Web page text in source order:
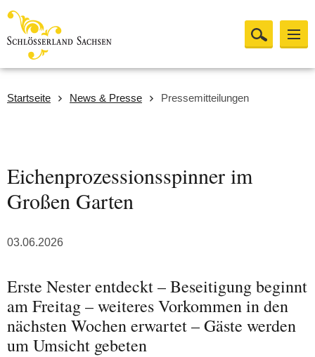
Startseite News & Presse Pressemitteilungen
Eichenprozessionsspinner im
Großen Garten
03.06.2026
Erste Nester entdeckt – Beseitigung beginnt
am Freitag – weiteres Vorkommen in den
nächsten Wochen erwartet – Gäste werden
um Umsicht gebeten